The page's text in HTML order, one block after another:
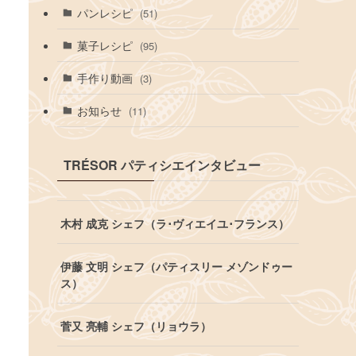
パンレシピ (51)
菓子レシピ (95)
手作り動画 (3)
お知らせ (11)
TRÉSOR パティシエインタビュー
木村 成克 シェフ（ラ･ヴィエイユ･フランス）
伊藤 文明 シェフ（パティスリー メゾンドゥー
ス）
菅又 亮輔 シェフ（リョウラ）